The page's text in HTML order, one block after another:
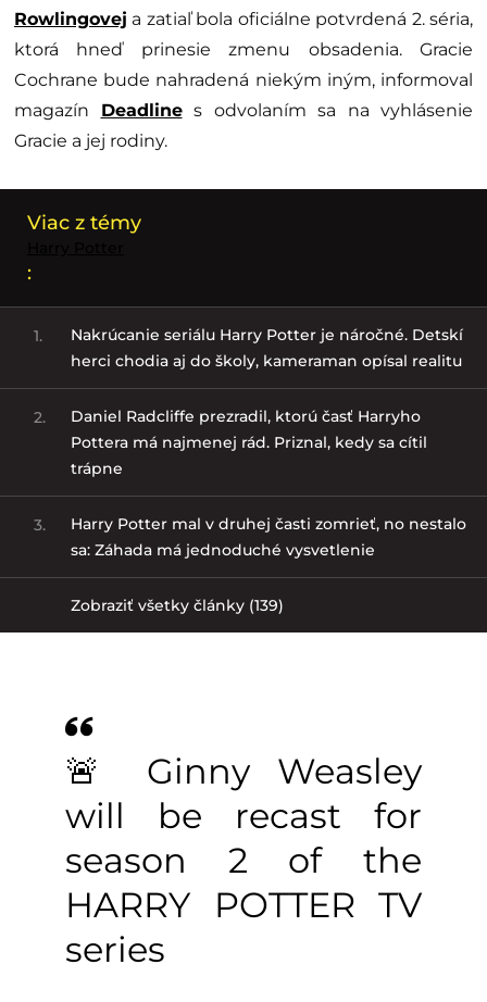
Rowlingovej a zatiaľ bola oficiálne potvrdená 2. séria,
ktorá hneď prinesie zmenu obsadenia. Gracie
Cochrane bude nahradená niekým iným, informoval
magazín Deadlines odvolaním sa na vyhlásenie
Gracie a jej rodiny.
Viac z témy
:
1.
Nakrúcanie seriálu Harry Potter je náročné. Detskí
herci chodia aj do školy, kameraman opísal realitu
2.
Daniel Radcliffe prezradil, ktorú časť Harryho
Pottera má najmenej rád. Priznal, kedy sa cítil
trápne
3.
Harry Potter mal v druhej časti zomrieť, no nestalo
sa: Záhada má jednoduché vysvetlenie
Zobraziť všetky články (139)
🚨 Ginny Weasley
will be recast for
season 2 of the
HARRY POTTER TV
series